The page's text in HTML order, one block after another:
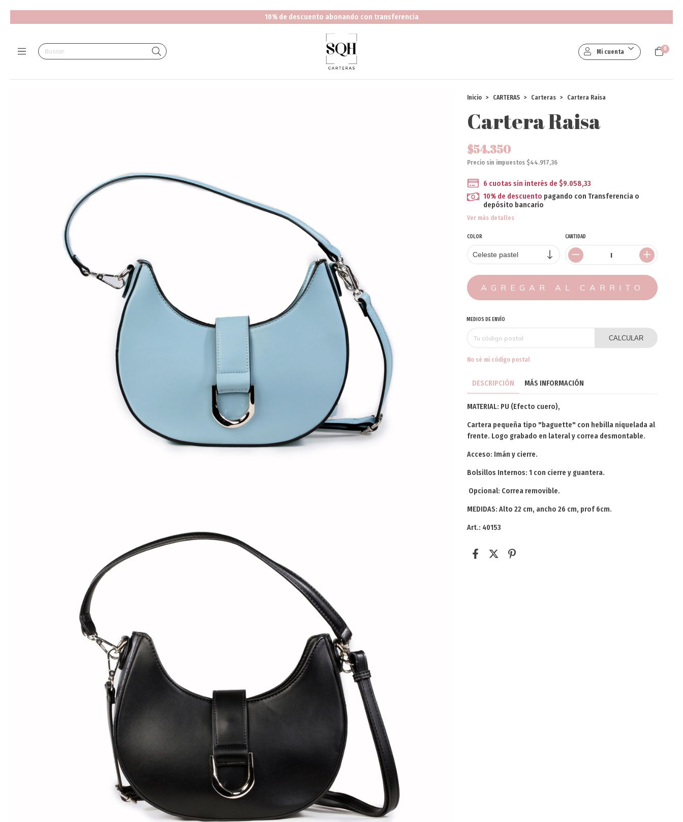
10% de descuento abonando con transferencia
Mi cuenta 0
Inicio > CARTERAS > Carteras > Cartera Raisa
Cartera Raisa
$54.350
Precio sin impuestos $44.917,36
6 cuotas sin interés de $9.058,33
10% de descuento pagando con Transferencia o
depósito bancario
Ver más detalles
COLOR CANTIDAD
MEDIOS DE ENVÍO
CALCULAR
No sé mi código postal
DESCRIPCIÓN MÁS INFORMACIÓN
MATERIAL: PU (Efecto cuero),
Cartera pequeña tipo "baguette" con hebilla niquelada al
frente. Logo grabado en lateral y correa desmontable.
Acceso: Imán y cierre.
Bolsillos Internos: 1 con cierre y guantera.
Opcional: Correa removible.
MEDIDAS: Alto 22 cm, ancho 26 cm, prof 6cm.
Art.: 40153